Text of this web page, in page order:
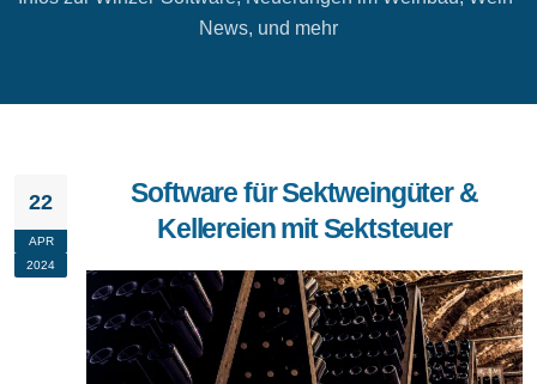
News, und mehr
22
APR
2024
Software für Sektweingüter &
Kellereien mit Sektsteuer